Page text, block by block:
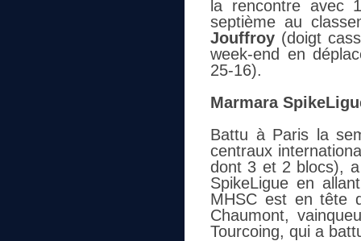
la rencontre avec
septième au
Jouffroy (doigt
week-end en
25-16).
Marmara
Battu à Paris la
centraux
dont 3 et 2 blocs),
SpikeLigue en
MHSC est en tête
Chaumont,
Tourcoing, qui a